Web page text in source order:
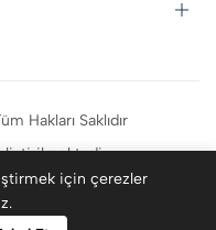
Hakları Saklıdır
için çerezler
0